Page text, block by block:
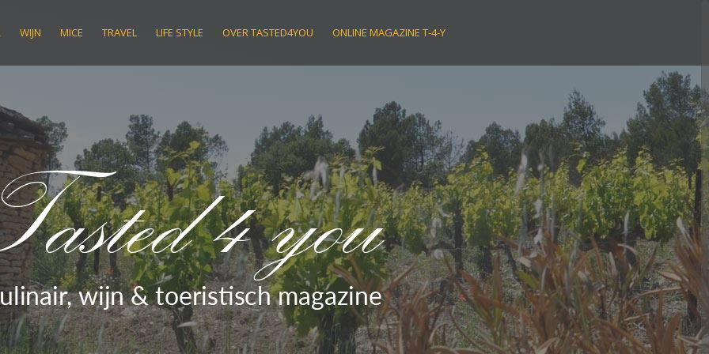
WIJN MICE TRAVEL LIFE STYLE OVER TASTED4YOU ONLINE MAGAZINE T-4-Y